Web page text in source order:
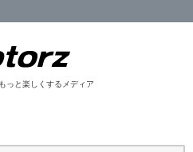
っと楽しくするメディア